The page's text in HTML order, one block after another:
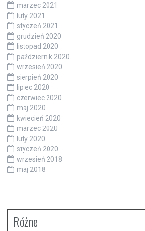
marzec 2021
luty 2021
styczeń 2021
grudzień 2020
listopad 2020
październik 2020
wrzesień 2020
sierpień 2020
lipiec 2020
czerwiec 2020
maj 2020
kwiecień 2020
marzec 2020
luty 2020
styczeń 2020
wrzesień 2018
maj 2018
Różne